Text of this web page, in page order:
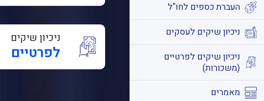
העברת כספים לחו"ל
ניכיון שיקים לעסקים
ניכיון שיקים לפרטיים
(משכורות)
מאמרים
ניכיון שיקים
לפרטיים